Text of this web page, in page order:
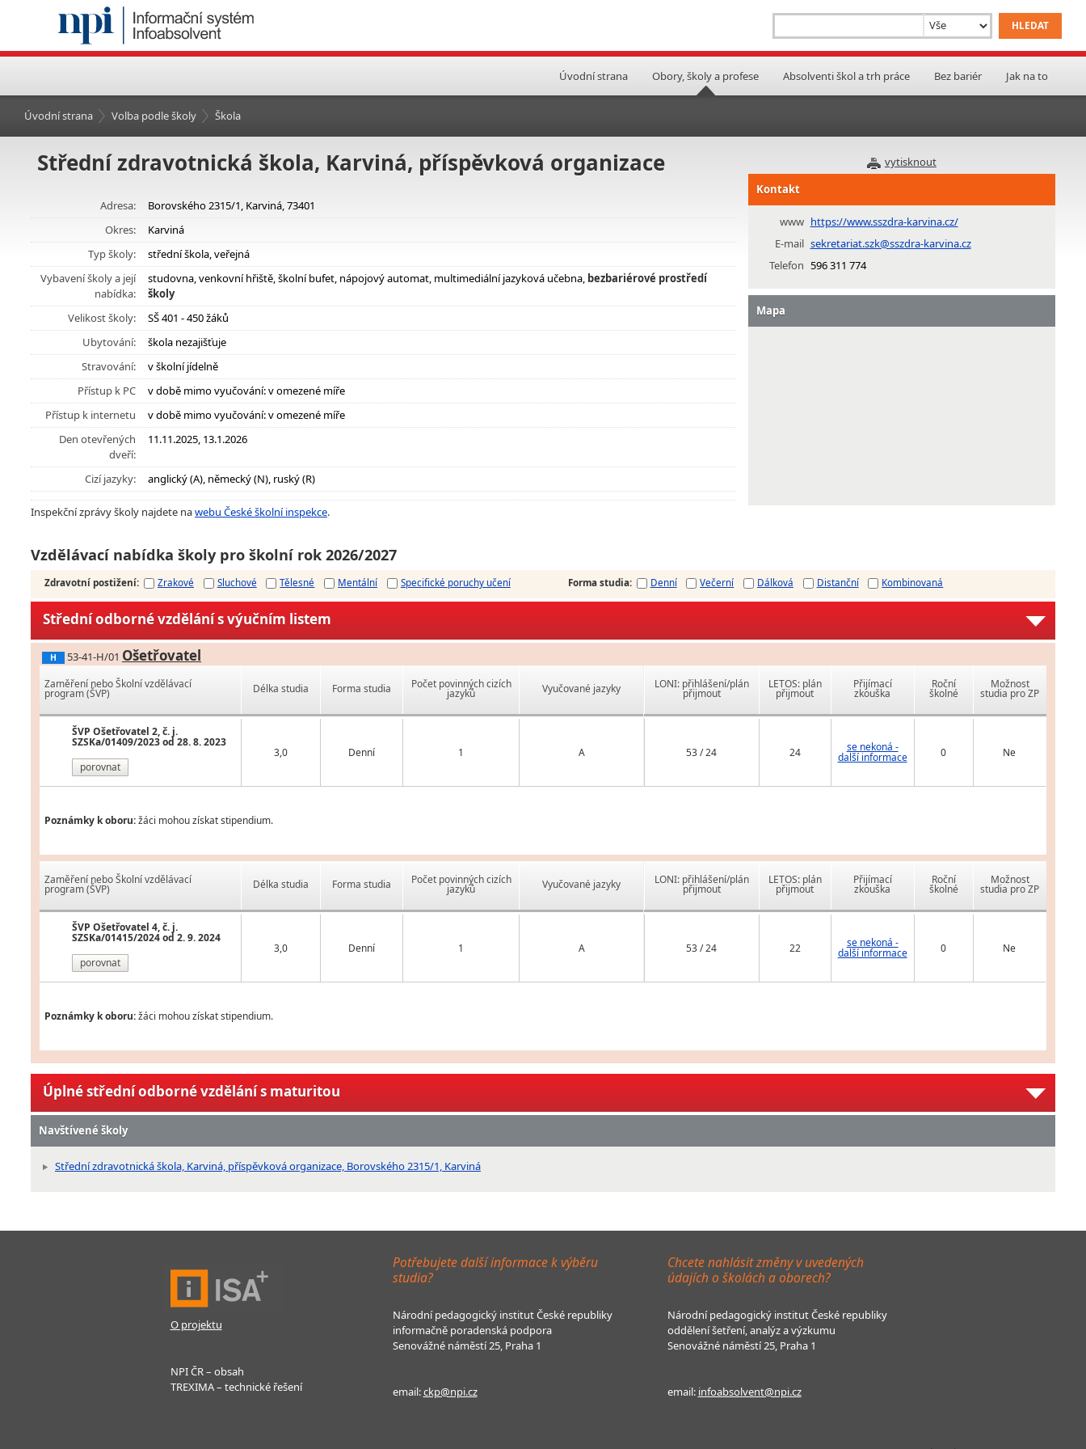
Úvodní strana Obory, školy a profese Absolventi škol a trh práce Bez bariér Jak na to
Úvodní strana Volba podle školy Škola
vytisknout
Střední zdravotnická škola, Karviná, příspěvková organizace
Adresa:
Borovského 2315/1, Karviná, 73401
Okres:
Karviná
Typ školy:
střední škola, veřejná
Vybavení školy a její
nabídka:
studovna, venkovní hřiště, školní bufet, nápojový automat, multimediální jazyková učebna, bezbariérové prostředí
školy
Velikost školy:
SŠ 401 - 450 žáků
Ubytování:
škola nezajišťuje
Stravování:
v školní jídelně
Přístup k PC
v době mimo vyučování: v omezené míře
Přístup k internetu
v době mimo vyučování: v omezené míře
Den otevřených
dveří:
11.11.2025, 13.1.2026
Cizí jazyky: anglický (A), německý (N), ruský (R)
Inspekční zprávy školy najdete nawebu České školní inspekce.
Kontakt
www https://www.sszdra-karvina.cz/
E-mail sekretariat.szk@sszdra-karvina.cz
Telefon 596 311 774
Mapa
Vzdělávací nabídka školy pro školní rok 2026/2027
Zdravotní postižení: Zrakové Sluchové Tělesné Mentální Specifické poruchy učení Forma studia: Denní Večerní Dálková Distanční Kombinovaná
Střední odborné vzdělání s výučním listem
H 53-41-H/01 Ošetřovatel
Zaměření nebo Školní vzdělávací
program (ŠVP)
ŠVP Ošetřovatel 2, č. j.
SZSKa/01409/2023 od 28. 8. 2023
porovnat
Délka studia Forma studia Počet povinných cizích
jazyků Vyučované jazyky
3,0 Denní 1 A
LONI: přihlášení/plán
přijmout
LETOS: plán
přijmout
Přijímací
zkouška
Roční
školné
Možnost
studia pro ZP
53 / 24 24 se nekoná -
další informace 0 Ne
Poznámky k oboru:žáci mohou získat stipendium.
Zaměření nebo Školní vzdělávací
program (ŠVP)
ŠVP Ošetřovatel 4, č. j.
SZSKa/01415/2024 od 2. 9. 2024
porovnat
Délka studia Forma studia Počet povinných cizích
jazyků Vyučované jazyky
3,0 Denní 1 A
LONI: přihlášení/plán
přijmout
LETOS: plán
přijmout
Přijímací
zkouška
Roční
školné
Možnost
studia pro ZP
53 / 24 22 se nekoná -
další informace 0 Ne
Poznámky k oboru:žáci mohou získat stipendium.
Úplné střední odborné vzdělání s maturitou
Navštívené školy
Střední zdravotnická škola, Karviná, příspěvková organizace, Borovského 2315/1, Karviná
O projektu
NPI ČR – obsah
TREXIMA – technické řešení
Potřebujete další informace k výběru
studia?
Národní pedagogický institut České republiky
informačně poradenská podpora
Senovážné náměstí 25, Praha 1
email:ckp@npi.cz
Chcete nahlásit změny v uvedených
údajích o školách a oborech?
Národní pedagogický institut České republiky
oddělení šetření, analýz a výzkumu
Senovážné náměstí 25, Praha 1
email: infoabsolvent@npi.cz